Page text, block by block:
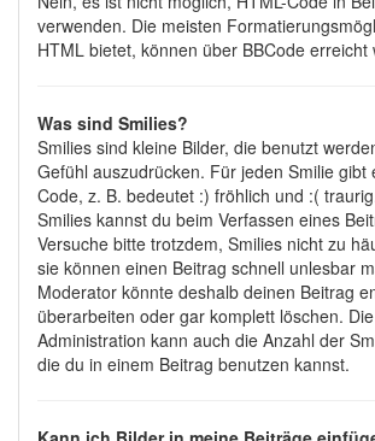
verwenden. Die meisten
HTML bietet, können über BBCode erreicht
Was sind Smilies?
Smilies sind kleine Bilder, die benutzt
Gefühl auszudrücken. Für jeden Smilie gibt
Code, z. B. bedeutet :) fröhlich und :(
Smilies kannst du beim Verfassen eines
Versuche bitte trotzdem, Smilies nicht zu
sie können einen Beitrag schnell unlesbar
Moderator könnte deshalb deinen Beitrag
überarbeiten oder gar komplett löschen.
Administration kann auch die Anzahl der
die du in einem Beitrag benutzen kannst.